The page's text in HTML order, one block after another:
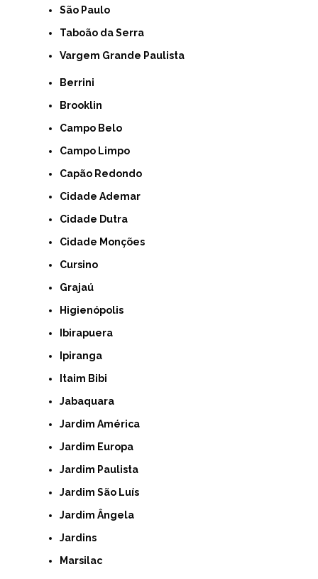
São Paulo
Taboão da Serra
Vargem Grande Paulista
Berrini
Brooklin
Campo Belo
Campo Limpo
Capão Redondo
Cidade Ademar
Cidade Dutra
Cidade Monções
Cursino
Grajaú
Higienópolis
Ibirapuera
Ipiranga
Itaim Bibi
Jabaquara
Jardim América
Jardim Europa
Jardim Paulista
Jardim São Luís
Jardim Ângela
Jardins
Marsilac